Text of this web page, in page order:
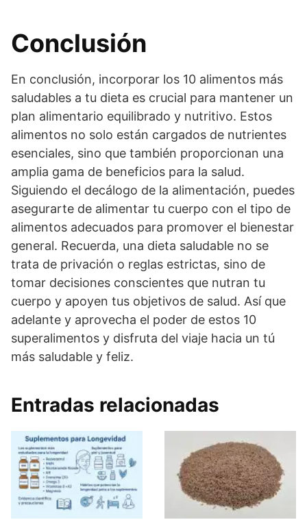
Conclusión
En conclusión, incorporar los 10 alimentos más
saludables a tu dieta es crucial para mantener un
plan alimentario equilibrado y nutritivo. Estos
alimentos no solo están cargados de nutrientes
esenciales, sino que también proporcionan una
amplia gama de beneficios para la salud.
Siguiendo el decálogo de la alimentación, puedes
asegurarte de alimentar tu cuerpo con el tipo de
alimentos adecuados para promover el bienestar
general. Recuerda, una dieta saludable no se
trata de privación o reglas estrictas, sino de
tomar decisiones conscientes que nutran tu
cuerpo y apoyen tus objetivos de salud. Así que
adelante y aprovecha el poder de estos 10
superalimentos y disfruta del viaje hacia un tú
más saludable y feliz.
Entradas relacionadas